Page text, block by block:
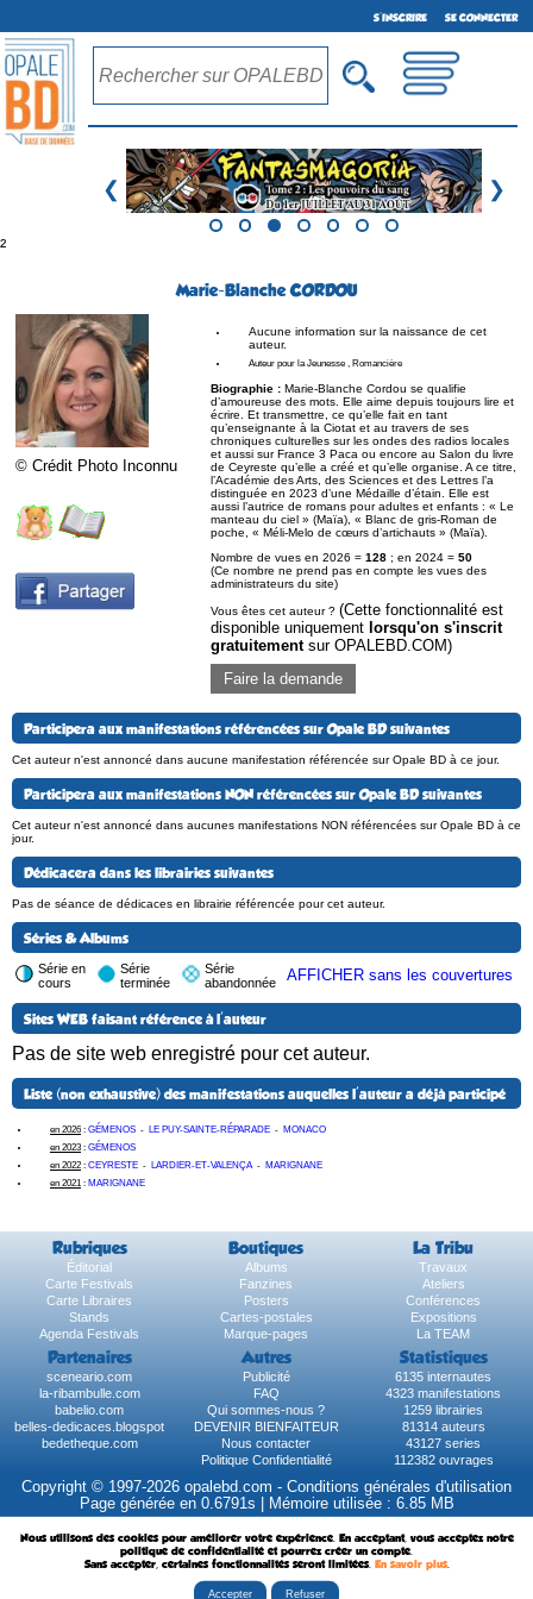
S'INSCRIRE SE CONNECTER
❮ ❯
²
Marie-Blanche CORDOU
© Crédit Photo Inconnu
Aucune information sur la naissance de cet
auteur.
Auteur pour la Jeunesse , Romancière
Biographie : Marie-Blanche Cordou se qualifie
d’amoureuse des mots. Elle aime depuis toujours lire et
écrire. Et transmettre, ce qu’elle fait en tant
qu’enseignante à la Ciotat et au travers de ses
chroniques culturelles sur les ondes des radios locales
et aussi sur France 3 Paca ou encore au Salon du livre
de Ceyreste qu’elle a créé et qu’elle organise. A ce titre,
l’Académie des Arts, des Sciences et des Lettres l’a
distinguée en 2023 d’une Médaille d’étain. Elle est
aussi l’autrice de romans pour adultes et enfants : « Le
manteau du ciel » (Maïa), « Blanc de gris-Roman de
poche, « Méli-Melo de cœurs d’artichauts » (Maïa).
Nombre de vues en 2026 = 128 ; en 2024 = 50
(Ce nombre ne prend pas en compte les vues des
administrateurs du site)
Vous êtes cet auteur ? (Cette fonctionnalité est
disponible uniquement lorsqu'on s'inscrit
gratuitementsur OPALEBD.COM)
Faire la demande
Participera aux manifestations référencées sur Opale BD suivantes
Cet auteur n'est annoncé dans aucune manifestation référencée sur Opale BD à ce jour.
Participera aux manifestations NON référencées sur Opale BD suivantes
Cet auteur n'est annoncé dans aucunes manifestations NON référencées sur Opale BD à ce
jour.
Dédicacera dans les librairies suivantes
Pas de séance de dédicaces en librairie référencée pour cet auteur.
Séries & Albums
Série en
cours
Série
terminée
Série
abandonnée
AFFICHER sans les couvertures
Sites WEB faisant référence à l'auteur
Pas de site web enregistré pour cet auteur.
Liste (non exhaustive) des manifestations auquelles l'auteur a déjà participé
en 2026 : GÉMENOS - LE PUY-SAINTE-RÉPARADE - MONACO
en 2023 : GÉMENOS
en 2022 : CEYRESTE - LARDIER-ET-VALENÇA- MARIGNANE
en 2021 : MARIGNANE
Rubriques Boutiques La Tribu
Éditorial Albums
Travaux
Carte Festivals
Fanzines
Ateliers
Carte Libraires
Posters
Conférences
Stands
Cartes-postales
Expositions
Agenda Festivals
Marque-pages La TEAM
Partenaires Autres Statistiques
sceneario.com Publicité
6135 internautes
la-ribambulle.com
FAQ
4323 manifestations
babelio.com
Qui sommes-nous ?
1259 librairies
belles-dedicaces.blogspot
DEVENIR BIENFAITEUR
81314 auteurs
bedetheque.com
Nous contacter
43127 series
Politique Confidentialité
112382 ouvrages
Copyright © 1997-2026 opalebd.com - Conditions générales d'utilisation
Page générée en 0.6791s | Mémoire utilisée : 6.85 MB
Nous utilisons des cookies pour améliorer votre expérience. En acceptant, vous acceptez notre
politique de confidentialité et pourrez créer un compte.
Sans accepter, certaines fonctionnalités seront limitées. En savoir plus.
Accepter Refuser